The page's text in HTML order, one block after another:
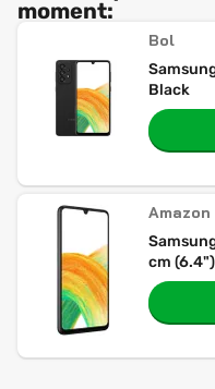
moment:
Bol
Black
Amazon
cm
Type-C